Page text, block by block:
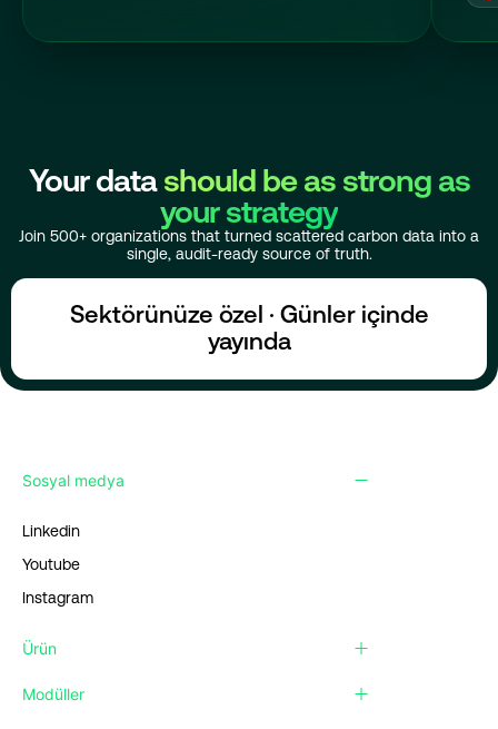
Your datashould be as strong as
your strategy
Join 500+ organizations that turned scattered carbon data into a
single, audit-ready source of truth.
Sektörünüze özel · Günler içinde
yayında
Sosyal medya
Linkedin
Youtube
Instagram
Ürün
Modüller